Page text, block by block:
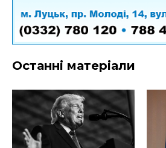
Останні матеріали